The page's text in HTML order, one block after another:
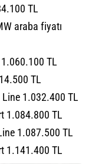
TL
araba fiyatı
TL
TL
Line 1.032.400 TL
1.084.800 TL
1.087.500 TL
1.141.400 TL